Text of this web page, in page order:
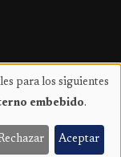
para los siguientes
embebido.
Aceptar